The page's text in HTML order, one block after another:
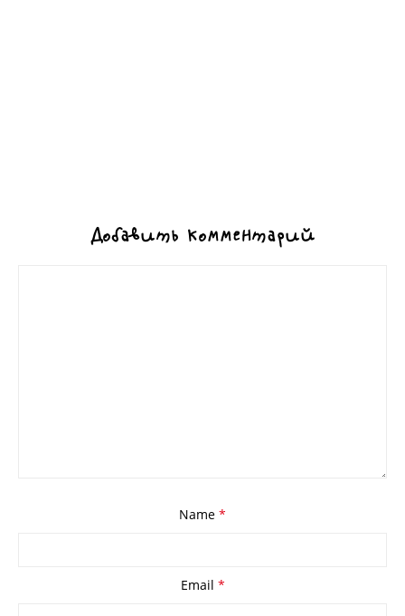
Добавить комментарий
Name *
Email *